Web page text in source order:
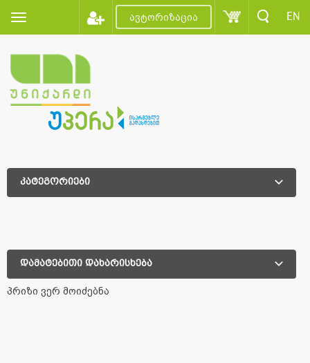
ავტორიზაცია EN
კატეგორიები
დამატებითი დახარისხება
პრიზი ვერ მოიძებნა